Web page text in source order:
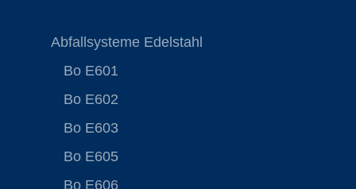
Abfallsysteme Edelstahl
Bo E601
Bo E602
Bo E603
Bo E605
Bo E606